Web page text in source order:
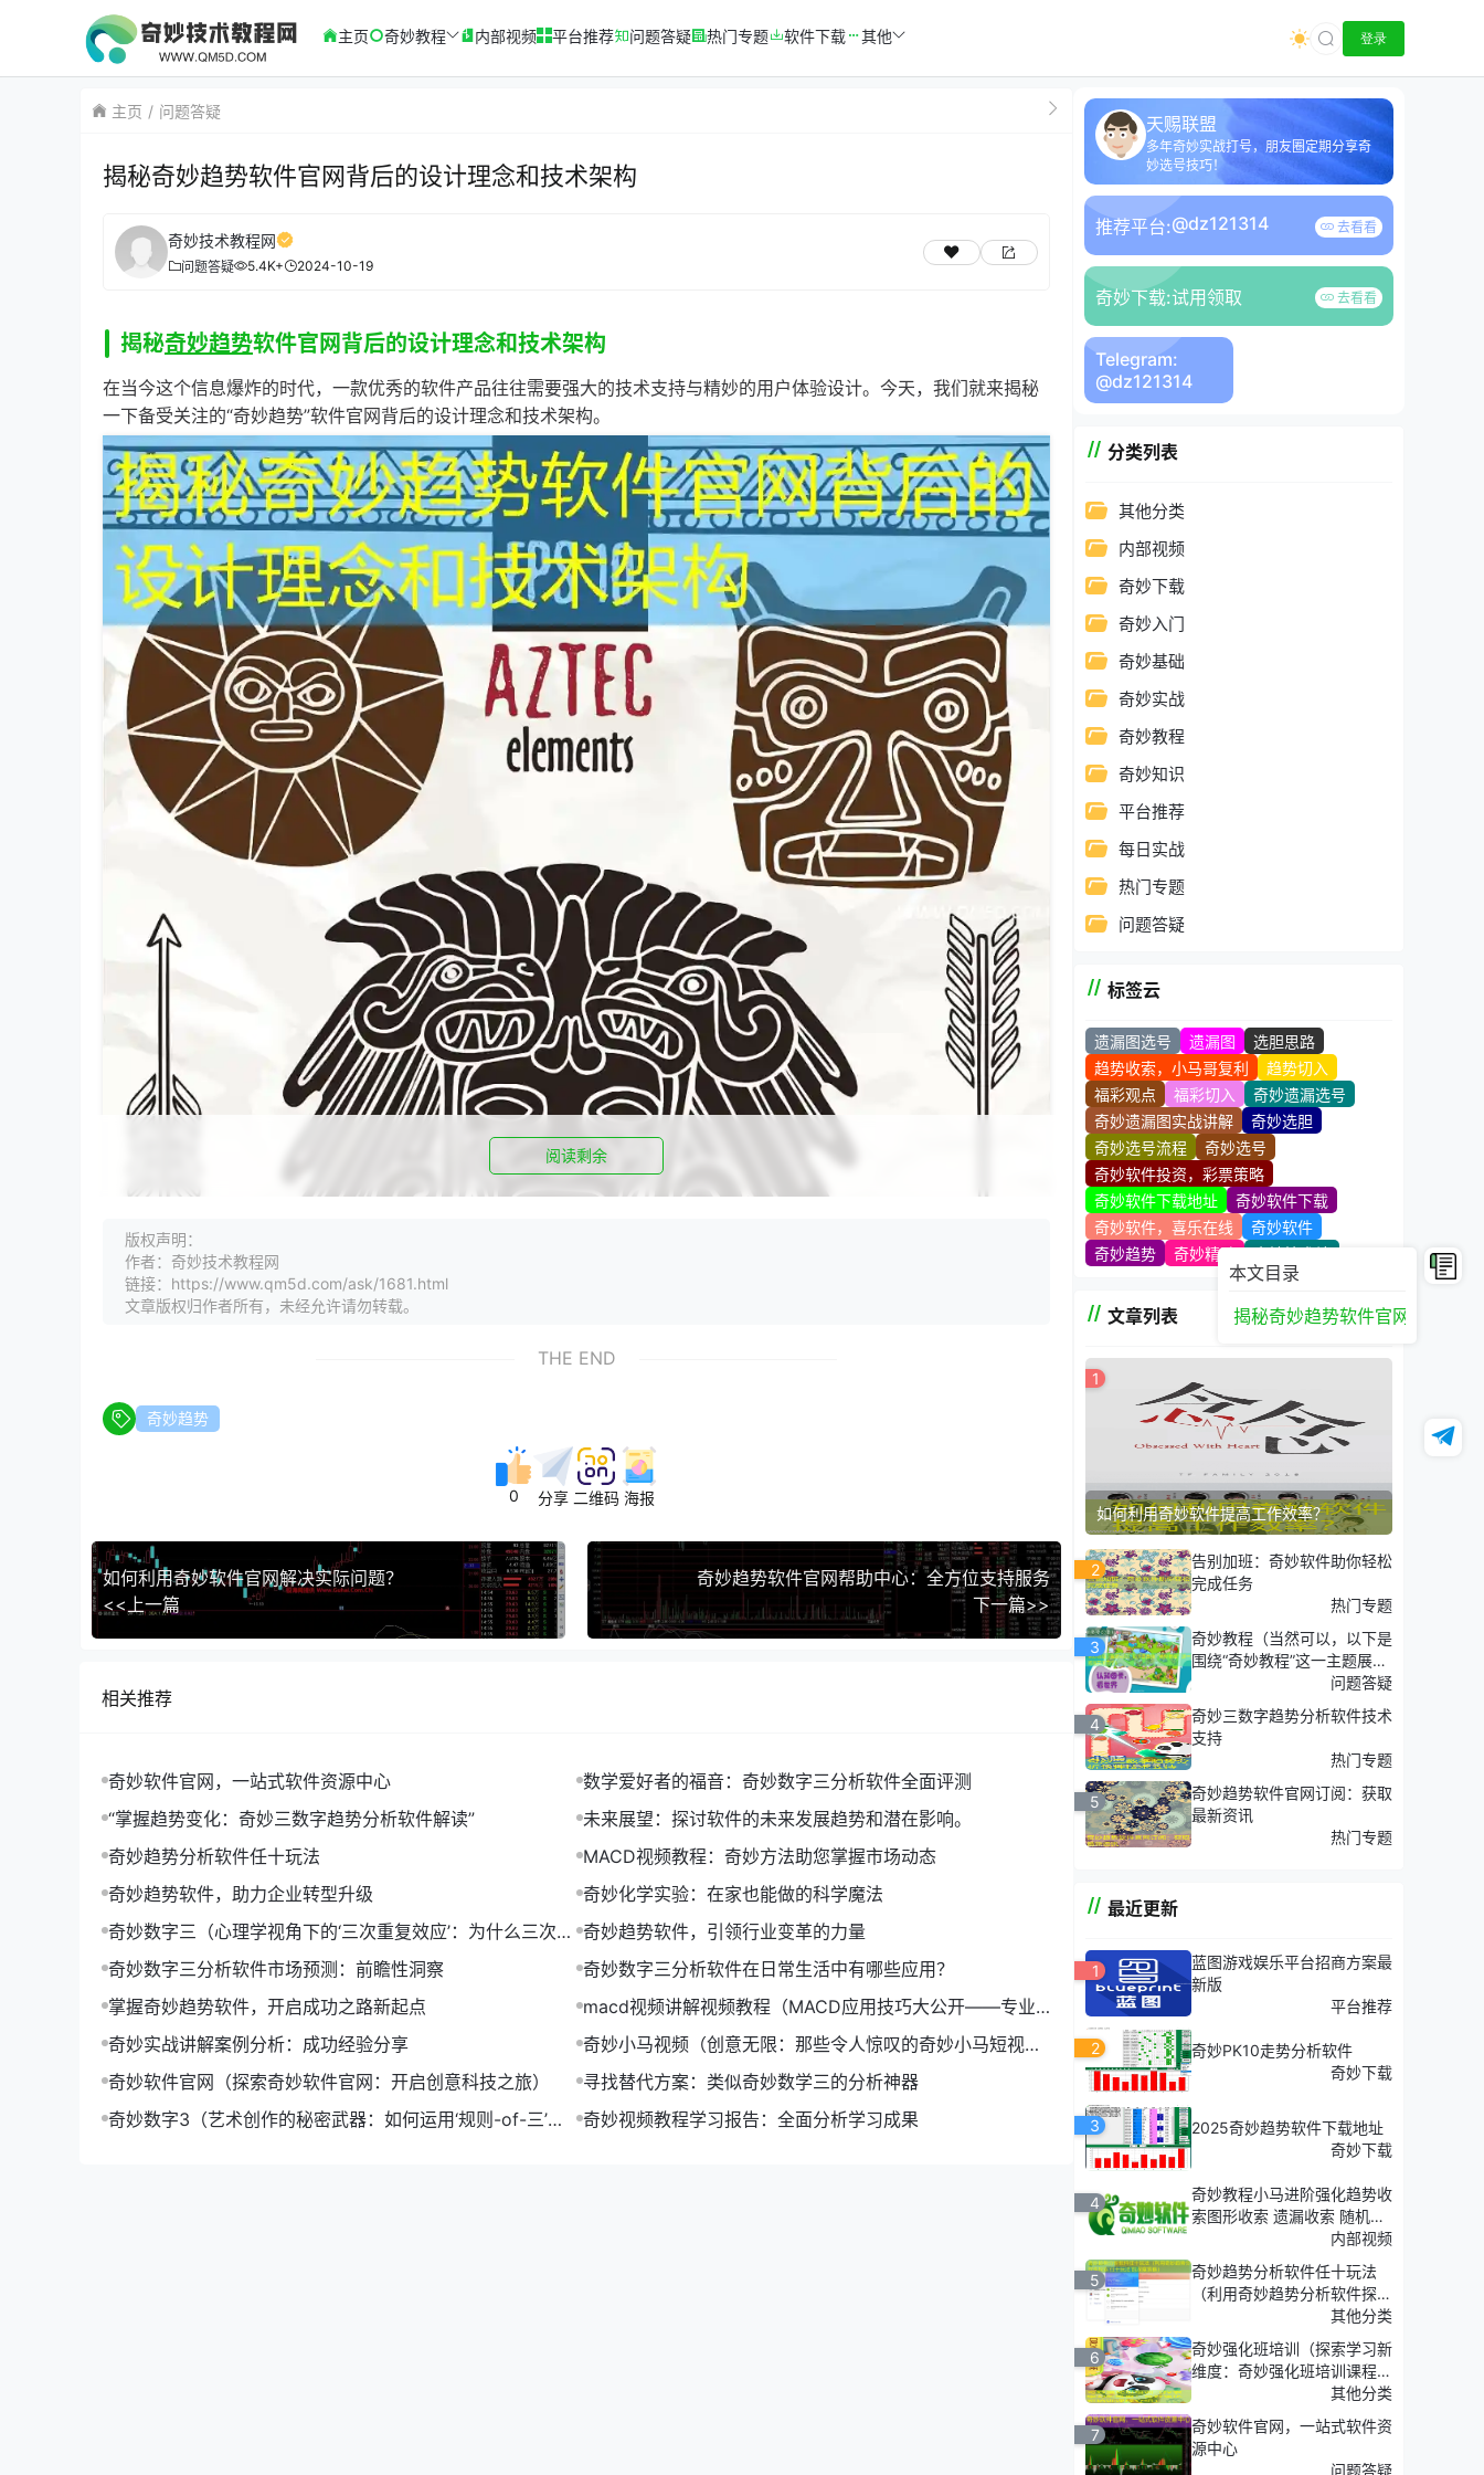
本文目录
揭秘奇妙趋势软件官网背后的
主页 奇妙教程 内部视频 平台推荐 问题答疑 热门专题 软件下载 其他 登录
主页 问题答疑
揭秘奇妙趋势软件官网背后的设计理念和技术架构
奇妙技术教程网
问题答疑 5.4K+ 2024-10-19
揭秘奇妙趋势软件官网背后的设计理念和技术架构
在当今这个信息爆炸的时代，一款优秀的软件产品往往需要强大的技术支持与精妙的用户体验设计。今天，我们就来揭秘
一下备受关注的“奇妙趋势”软件官网背后的设计理念和技术架构。
### 前言：奇妙趋势软件的崛起
**【奇妙趋势软件简介】** 奇妙趋势软件作为一款集数据可视化、趋势分析于一体的创新产品，自推出以来就受到了广泛
关注。其官网作为用户了解和体验产品的重要窗口，其设计理念和技术架构自然成为业界关注的焦点。
设计理念主要体现在以下几个方面：
1. **【色彩搭配】** 官网采用了柔和的色调，使得整体视觉效果舒适，降低了用户视觉疲劳。
2. **【布局清晰】** 通过合理的布局，将重要信息突出展示，便于用户快速了解产品特点。
3. **【交互设计】** 官网提供了丰富的交互元素，如轮播图、下拉菜单等，使得用户体验更加流畅。
1. **【案例分析】** 通过展示实际应用案例，让用户直观地了解产品的强大功能。
### 二、技术架构
**【前端技术】** 奇妙趋势软件官网的前端技术主要采用了以下几种：
2. **【CSS3】** 通过CSS3，官网实现了丰富的动画效果和样式设计，提升了用户体验。
3. **【JavaScript】** 作为前端脚本语言，JavaScript负责实现网页的交互功能。
**【后端技术】** 奇妙趋势软件官网的后端技术主要包括以下几种：
1. **【Java】** 作为主流的后端开发语言，Java在官网后端架构中扮演着重要角色。
3. **【Spring Boot】** 作为后端框架，Spring Boot简化了后端开发流程，提高了开发效率。
**【数据可视化技术】** 奇妙趋势软件官网的数据可视化功能是其核心亮点之一。为此，官网采用了以下技术：
1. **【ECharts】** 作为一款高性能、可扩展的数据可视化库，ECharts为官网提供了丰富的图表展示方式。
2. **【D3.js】** 通过D3.js，官网实现了动态数据可视化效果，使得用户能够更加直观地了解数据趋势。
阅读剩余
版权声明：
作者：奇妙技术教程网
链接：https://www.qm5d.com/ask/1681.html
文章版权归作者所有，未经允许请勿转载。
THE END
奇妙趋势
0 分享 二维码 海报
如何利用奇妙软件官网解决实际问题？
<<上一篇
奇妙趋势软件官网帮助中心：全方位支持服务
下一篇>>
相关推荐
奇妙软件官网，一站式软件资源中心
数学爱好者的福音：奇妙数字三分析软件全面评测
“掌握趋势变化：奇妙三数字趋势分析软件解读”
未来展望：探讨软件的未来发展趋势和潜在影响。
奇妙趋势分析软件任十玩法
MACD视频教程：奇妙方法助您掌握市场动态
奇妙趋势软件，助力企业转型升级
奇妙化学实验：在家也能做的科学魔法
奇妙数字三（心理学视角下的‘三次重复效应’：为什么三次是
形成记忆的关键）
奇妙趋势软件，引领行业变革的力量
奇妙数字三分析软件市场预测：前瞻性洞察
奇妙数字三分析软件在日常生活中有哪些应用？
掌握奇妙趋势软件，开启成功之路新起点
macd视频讲解视频教程（MACD应用技巧大公开——专业
视频教程）
奇妙实战讲解案例分析：成功经验分享
奇妙小马视频（创意无限：那些令人惊叹的奇妙小马短视频
合集）
奇妙软件官网（探索奇妙软件官网：开启创意科技之旅）
寻找替代方案：类似奇妙数学三的分析神器
奇妙数字3（艺术创作的秘密武器：如何运用‘规则-of-三’提
奇妙视频教程学习报告：全面分析学习成果
天赐联盟
多年奇妙实战打号，朋友圈定期分享奇
妙选号技巧！
推荐平台:@dz121314 去看看
奇妙下载:试用领取 去看看
Telegram:
@dz121314
分类列表
其他分类
内部视频
奇妙下载
奇妙入门
奇妙基础
奇妙实战
奇妙教程
奇妙知识
平台推荐
每日实战
热门专题
问题答疑
标签云
遗漏图选号 遗漏图
选胆思路
趋势收索，小马哥复利
趋势切入
福彩观点
福彩切入
奇妙遗漏选号
奇妙遗漏图实战讲解
奇妙选胆
奇妙选号流程
奇妙选号
奇妙软件投资，彩票策略
奇妙软件下载地址
奇妙软件下载
奇妙软件，喜乐在线
奇妙软件
奇妙趋势
奇妙精髓 奇妙技术站
文章列表
1
如何利用奇妙软件提高工作效率？
2
告别加班：奇妙软件助你轻松
完成任务
热门专题
3
奇妙教程（当然可以，以下是
围绕“奇妙教程”这一主题展开
问题答疑
4
奇妙三数字趋势分析软件技术
支持
热门专题
5
奇妙趋势软件官网订阅：获取
最新资讯
热门专题
最近更新
1
蓝图游戏娱乐平台招商方案最
新版
平台推荐
2
奇妙PK10走势分析软件
奇妙下载
3
2025奇妙趋势软件下载地址
奇妙下载
4
奇妙教程小马进阶强化趋势收
索图形收索 遗漏收索 随机收
内部视频
5
奇妙趋势分析软件任十玩法
（利用奇妙趋势分析软件探
索'任十玩法'的深度策略）
其他分类
6
奇妙强化班培训（探索学习新
维度：奇妙强化班培训课程介
其他分类
7
奇妙软件官网，一站式软件资
源中心
问题答疑